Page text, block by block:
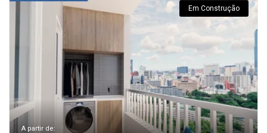
Em Construção
A partir de: